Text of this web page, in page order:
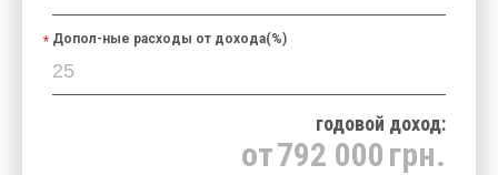
Допол-ные расходы от дохода(%)
годовой доход:
от792 000 грн.